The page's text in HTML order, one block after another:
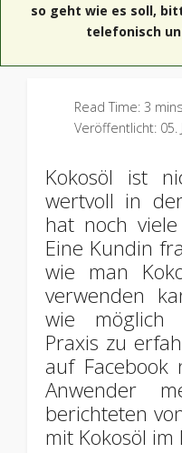
so geht wie es soll,
telefonisch
Read Time: 3 mins
Veröffentlicht: 05.
Kokosöl ist
wertvoll in
hat noch
Eine Kundin
wie man
verwenden
wie möglich
Praxis zu
auf Facebook
Anwender
berichteten
mit Kokosöl im